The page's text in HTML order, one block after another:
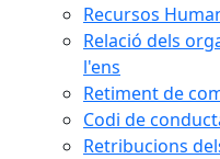
Recursos
Relació dels
l'ens
Retiment de
Codi de
Retribucions